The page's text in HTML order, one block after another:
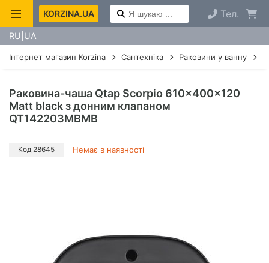
KORZINA.UA Тел.
RU UA
Інтернет магазин Korzina Сантехніка Раковини у ванну
Раковина-чаша Qtap Scorpio 610x400x120
Matt black з донним клапаном
QT142203MBMB
Код 28645 Немає в наявності